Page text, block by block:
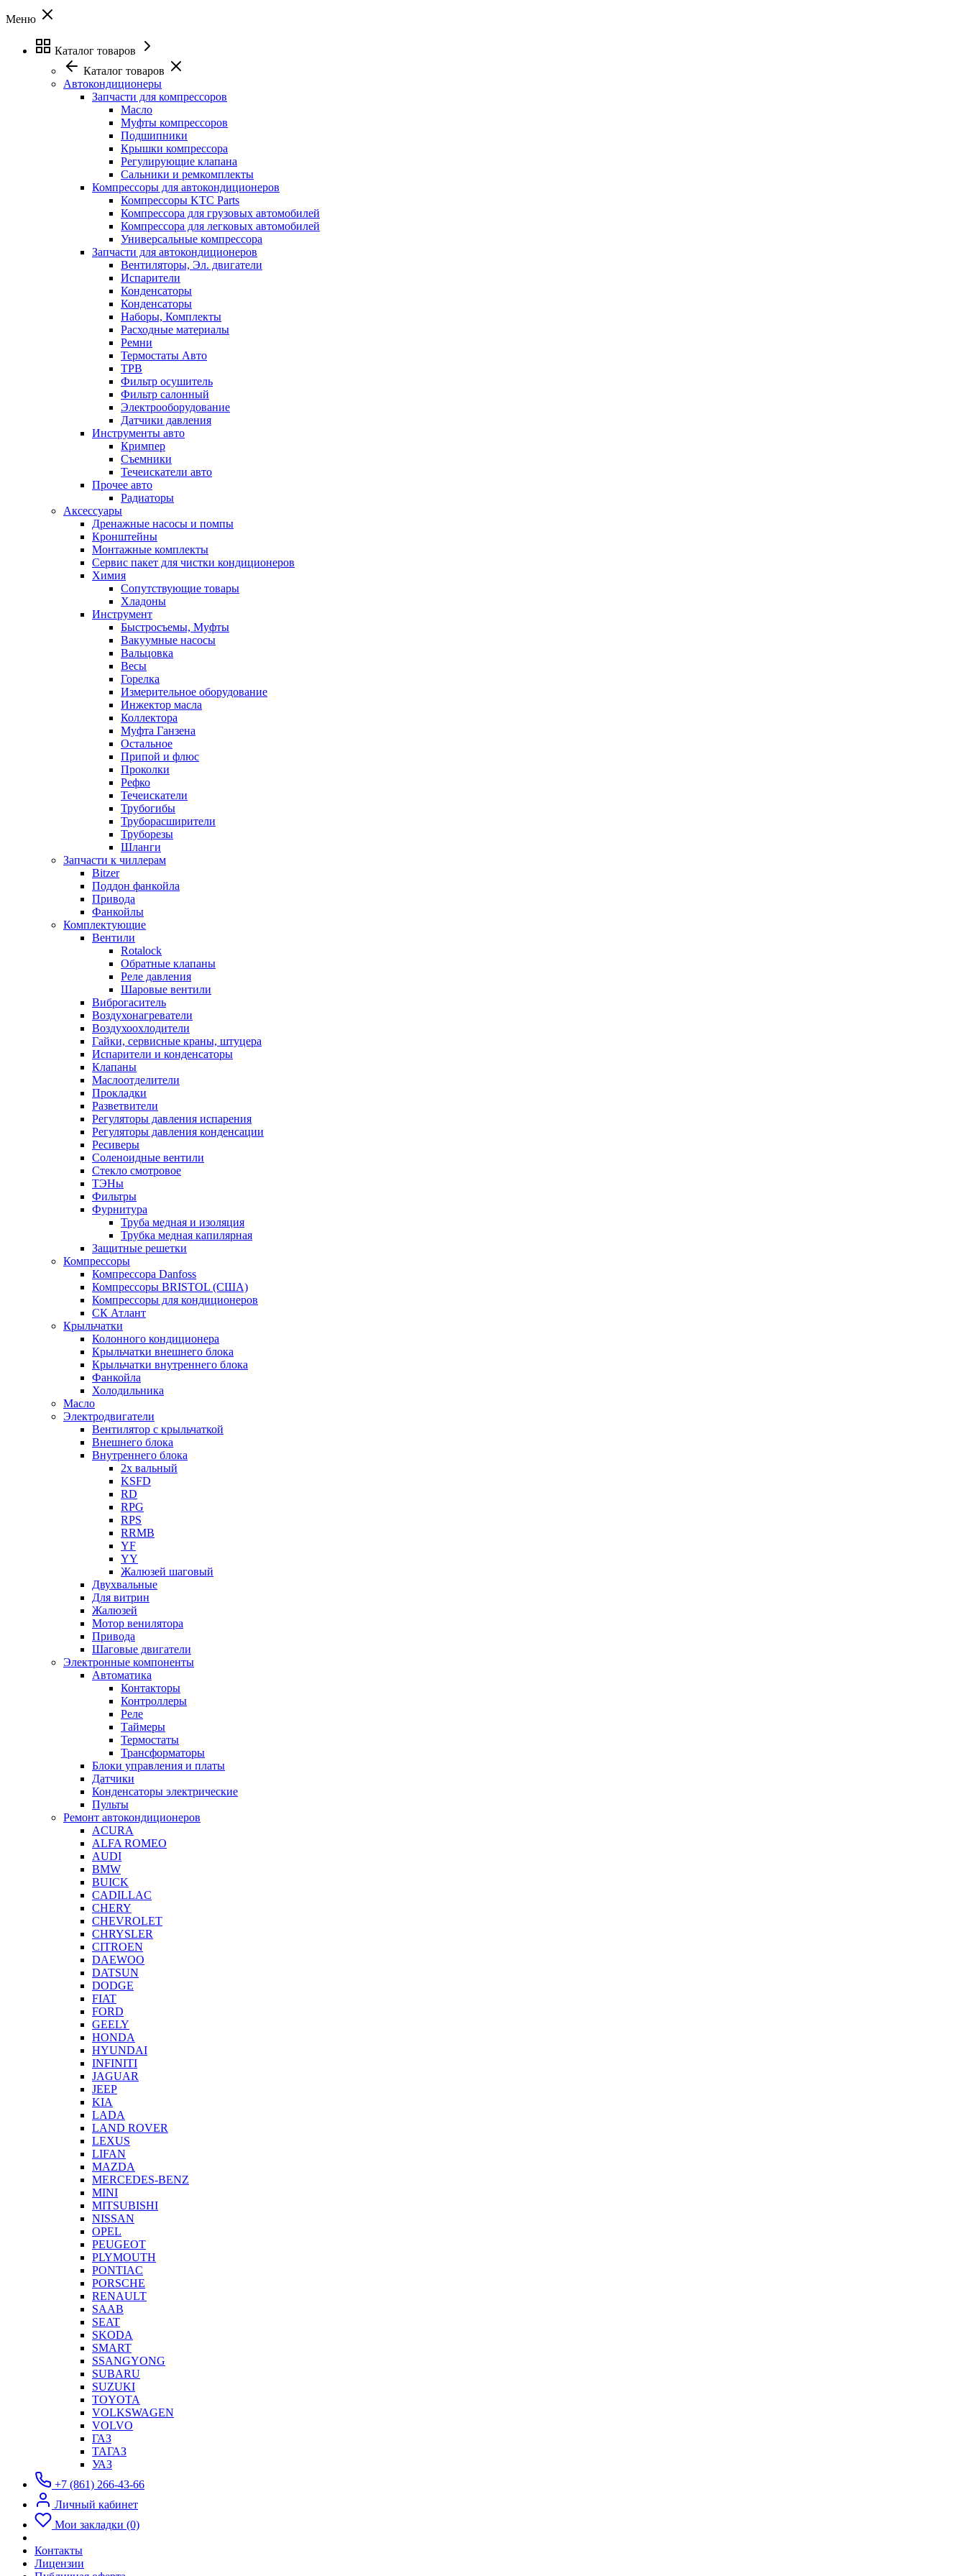
Меню
Каталог товаров
Каталог товаров
Автокондиционеры
Запчасти для компрессоров
Масло
Муфты компрессоров
Подшипники
Крышки компрессора
Регулирующие клапана
Сальники и ремкомплекты
Компрессоры для автокондиционеров
Компрессоры KTC Parts
Компрессора для грузовых автомобилей
Компрессора для легковых автомобилей
Универсальные компрессора
Запчасти для автокондиционеров
Вентиляторы, Эл. двигатели
Испарители
Конденсаторы
Конденсаторы
Наборы, Комплекты
Расходные материалы
Ремни
Термостаты Авто
ТРВ
Фильтр осушитель
Фильтр салонный
Электрооборудование
Датчики давления
Инструменты авто
Кримпер
Съемники
Течеискатели авто
Прочее авто
Радиаторы
Аксессуары
Дренажные насосы и помпы
Кронштейны
Монтажные комплекты
Сервис пакет для чистки кондиционеров
Химия
Сопутствующие товары
Хладоны
Инструмент
Быстросъемы, Муфты
Вакуумные насосы
Вальцовка
Весы
Горелка
Измерительное оборудование
Инжектор масла
Коллектора
Муфта Ганзена
Остальное
Припой и флюс
Проколки
Рефко
Течеискатели
Трубогибы
Труборасширители
Труборезы
Шланги
Запчасти к чиллерам
Bitzer
Поддон фанкойла
Привода
Фанкойлы
Комплектующие
Вентили
Rotalock
Обратные клапаны
Реле давления
Шаровые вентили
Виброгаситель
Воздухонагреватели
Воздухоохлодители
Гайки, сервисные краны, штуцера
Испарители и конденсаторы
Клапаны
Маслоотделители
Прокладки
Разветвители
Регуляторы давления испарения
Регуляторы давления конденсации
Ресиверы
Соленоидные вентили
Стекло смотровое
ТЭНы
Фильтры
Фурнитура
Труба медная и изоляция
Трубка медная капилярная
Защитные решетки
Компрессоры
Компрессора Danfoss
Компрессоры BRISTOL (США)
Компрессоры для кондиционеров
СК Атлант
Крыльчатки
Колонного кондиционера
Крыльчатки внешнего блока
Крыльчатки внутреннего блока
Фанкойла
Холодильника
Масло
Электродвигатели
Вентилятор с крыльчаткой
Внешнего блока
Внутреннего блока
2х вальный
KSFD
RD
RPG
RPS
RRMB
YF
YY
Жалюзей шаговый
Двухвальные
Для витрин
Жалюзей
Мотор венилятора
Привода
Шаговые двигатели
Электронные компоненты
Автоматика
Контакторы
Контроллеры
Реле
Таймеры
Термостаты
Трансформаторы
Блоки управления и платы
Датчики
Конденсаторы электрические
Пульты
Ремонт автокондиционеров
ACURA
ALFA ROMEO
AUDI
BMW
BUICK
CADILLAC
CHERY
CHEVROLET
CHRYSLER
CITROEN
DAEWOO
DATSUN
DODGE
FIAT
FORD
GEELY
HONDA
HYUNDAI
INFINITI
JAGUAR
JEEP
KIA
LADA
LAND ROVER
LEXUS
LIFAN
MAZDA
MERCEDES-BENZ
MINI
MITSUBISHI
NISSAN
OPEL
PEUGEOT
PLYMOUTH
PONTIAC
PORSCHE
RENAULT
SAAB
SEAT
SKODA
SMART
SSANGYONG
SUBARU
SUZUKI
TOYOTA
VOLKSWAGEN
VOLVO
ГАЗ
ТАГАЗ
УАЗ
+7 (861) 266-43-66
Личный кабинет
Мои закладки (0)
Контакты
Лицензии